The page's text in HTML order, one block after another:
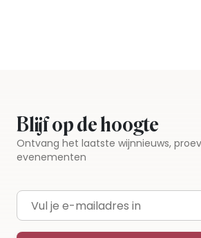
Blijf op de hoogte
Ontvang het laatste wijnnieuws,
evenementen
E-mailadres